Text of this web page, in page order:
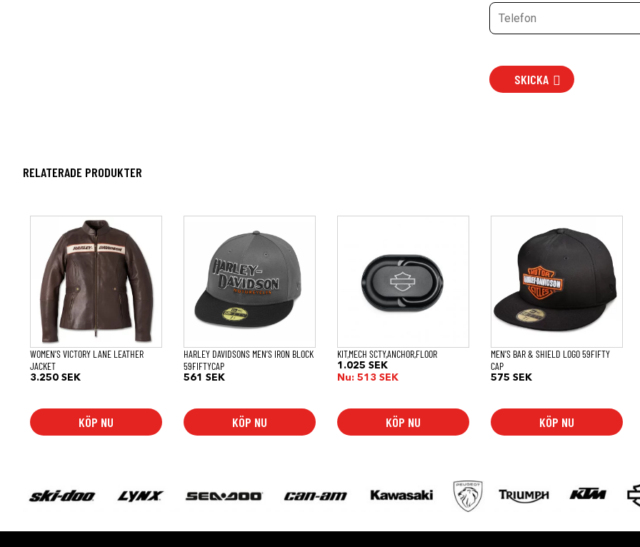
SKICKA
RELATERADE PRODUKTER
WOMEN’S VICTORY LANE LEATHER
JACKET
3.250 SEK
KÖP NU
produkten
flera
varianter.
De
olika
alternativen
kan
väljas
på
produktsidan
HARLEY DAVIDSONS MEN’S IRON BLOCK
59FIFTYCAP
561SEK
KÖP NU
KIT,MECH SCTY,ANCHOR,FLOOR
1.025SEK
Nu:513SEK
KÖP NU
MEN’S BAR & SHIELD LOGO 59FIFTY
CAP
575SEK
KÖP NU
produkten
varianter.
olika
alternativen
kan
på
produktsidan